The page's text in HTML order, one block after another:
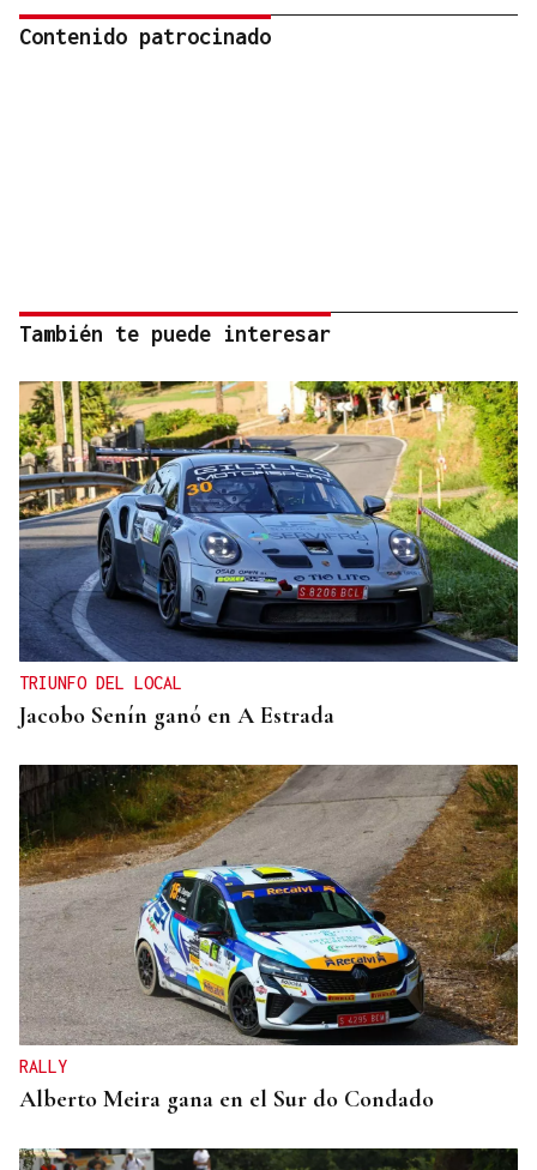
Contenido patrocinado
También te puede interesar
TRIUNFO DEL LOCAL
Jacobo Senín ganó en A Estrada
RALLY
Alberto Meira gana en el Sur do Condado